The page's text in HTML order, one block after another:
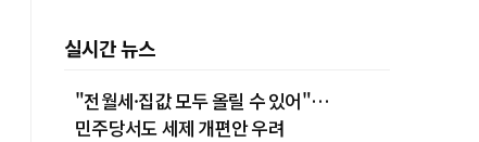
실시간 뉴스
"전월세·집값 모두 올릴 수 있어"…
민주당서도 세제 개편안 우려